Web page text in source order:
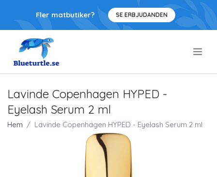
Fler matbutiker? SE ERBJUDANDEN
Lavinde Copenhagen HYPED -
Eyelash Serum 2 ml
Hem Lavinde Copenhagen HYPED - Eyelash Serum 2 ml